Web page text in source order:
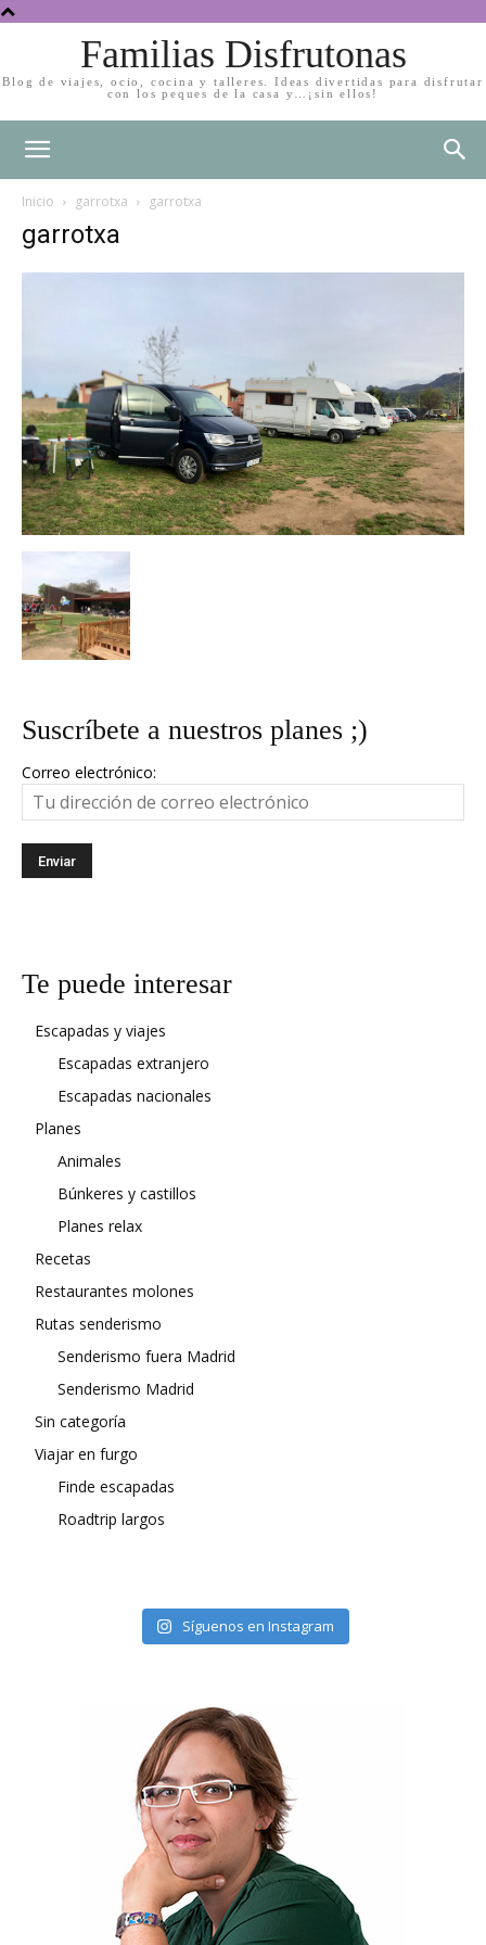
Familias Disfrutonas
Blog de viajes, ocio, cocina y talleres. Ideas divertidas para disfrutar
con los peques de la casa y…¡sin ellos!
Inicio garrotxa garrotxa
garrotxa
Suscríbete a nuestros planes ;)
Correo electrónico:
Te puede interesar
Escapadas y viajes
Escapadas extranjero
Escapadas nacionales
Planes
Animales
Búnkeres y castillos
Planes relax
Recetas
Restaurantes molones
Rutas senderismo
Senderismo fuera Madrid
Senderismo Madrid
Sin categoría
Viajar en furgo
Finde escapadas
Roadtrip largos
Síguenos en Instagram